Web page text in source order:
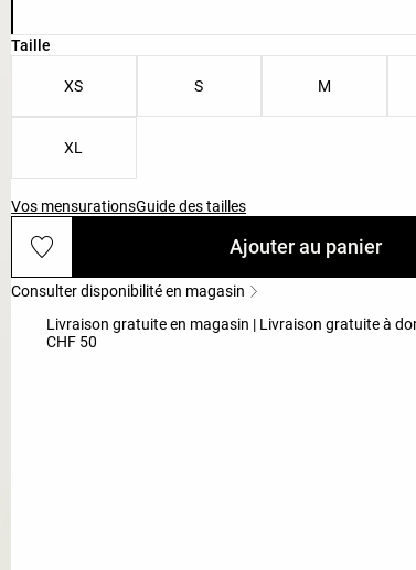
Taille
Liste des tailles du produit
XS S M
XL
Vos mensurationsGuide des tailles
Ajouter au panier
Consulter disponibilité en magasin
Livraison gratuite en magasin | Livraison gratuite à
CHF 50